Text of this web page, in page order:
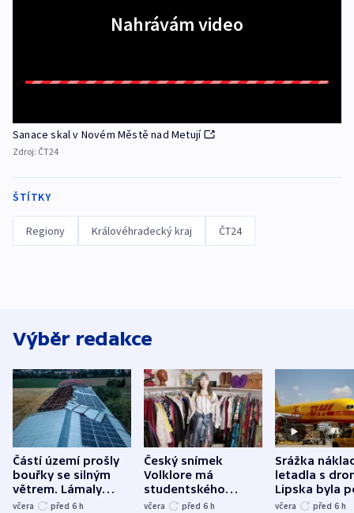
Nahrávám video
Sanace skal v Novém Městě nad Metují
Zdroj: ČT24
ŠTÍTKY
Regiony Královéhradecký kraj ČT24
Výběr redakce
Částí území prošly
bouřky se silným
větrem. Lámaly
stromy a poničily
včera před 6 h
Český snímek
Volklore má
studentského
Oscara, zabojuje o
včera před 6 h
Srážka
letadla s
Lipska byla
německého
včera před 6 h